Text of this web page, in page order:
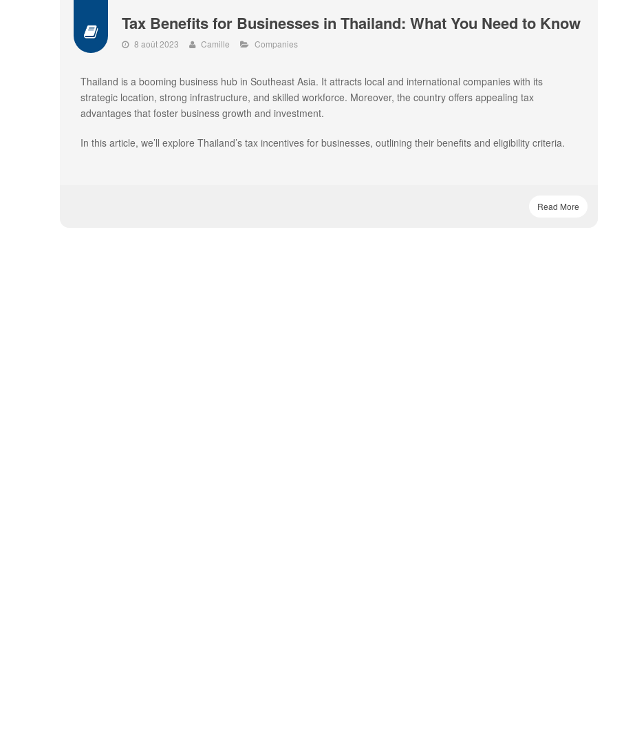
Tax Benefits for Businesses in Thailand: What You Need to Know
8 août 2023 Camille Companies
Thailand is a booming business hub in Southeast Asia. It attracts local and international companies with its
strategic location, strong infrastructure, and skilled workforce. Moreover, the country offers appealing tax
advantages that foster business growth and investment.
In this article, we’ll explore Thailand’s tax incentives for businesses, outlining their benefits and eligibility criteria.
Read More